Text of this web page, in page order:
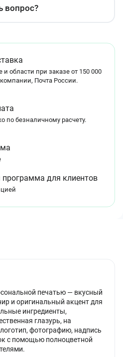
вопрос?
области при заказе от 150 000
Почта России.
по безналичному расчету.
программа для клиентов
печатью — вкусный
и оригинальный акцент для
ингредиенты,
глазурь, на
фотографию, надпись
с помощью полноцветной